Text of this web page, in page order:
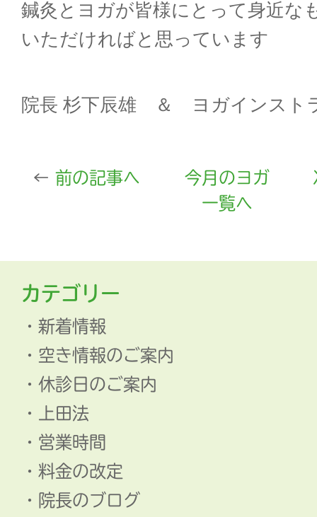
鍼灸とヨガが皆様にとって身近な
いただければと思っています
院長 杉下辰雄 ＆ ヨガインスト
前の記事へ
今月のヨガ
一覧へ
カテゴリー
新着情報
空き情報のご案内
休診日のご案内
上田法
営業時間
料金の改定
院長のブログ